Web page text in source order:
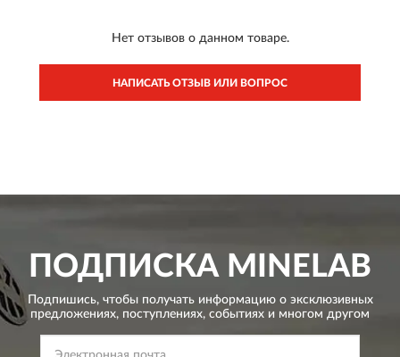
Нет отзывов о данном товаре.
НАПИСАТЬ ОТЗЫВ ИЛИ ВОПРОС
ПОДПИСКА MINELAB
Подпишись, чтобы получать информацию о эксклюзивных
предложениях, поступлениях, событиях и многом другом